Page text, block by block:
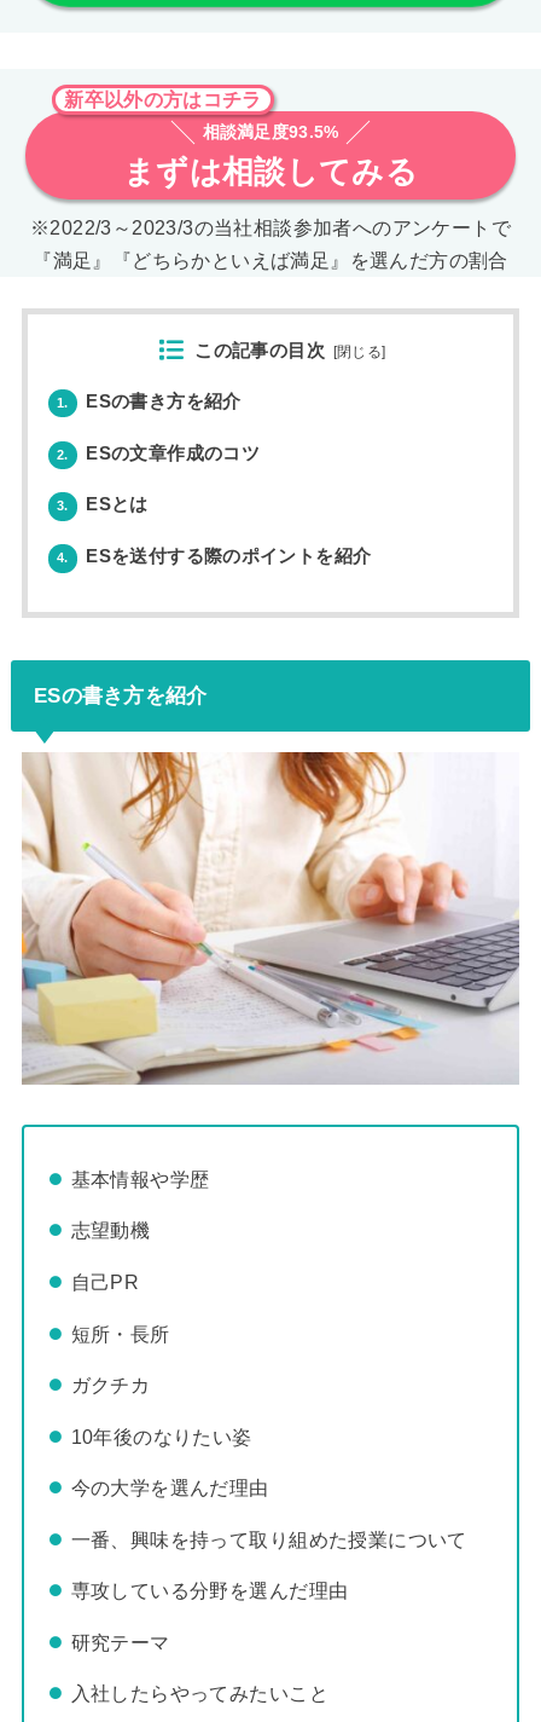
新卒以外の方はコチラ
相談満足度93.5%
まずは相談してみる
※2022/3～2023/3の当社相談参加者へのアンケートで
『満足』『どちらかといえば満足』を選んだ方の割合
この記事の目次 [閉じる]
1. ESの書き方を紹介
2. ESの文章作成のコツ
3. ESとは
4. ESを送付する際のポイントを紹介
ESの書き方を紹介
基本情報や学歴
志望動機
自己PR
短所・長所
ガクチカ
10年後のなりたい姿
今の大学を選んだ理由
一番、興味を持って取り組めた授業について
専攻している分野を選んだ理由
研究テーマ
入社したらやってみたいこと